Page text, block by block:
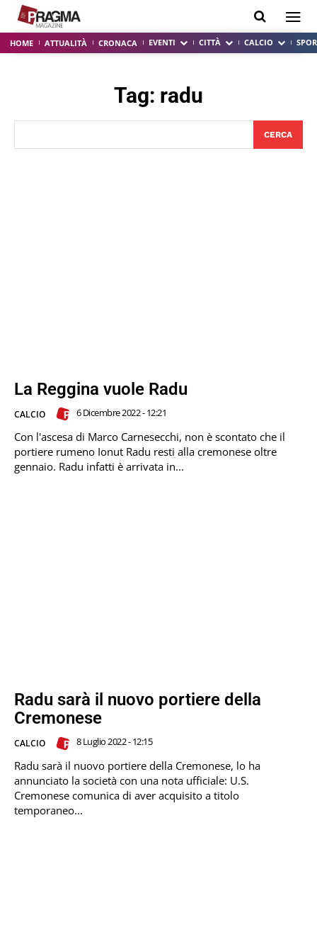
HOME ATTUALITÀ CRONACA EVENTI CITTÀ CALCIO
Tag: radu
CERCA
La Reggina vuole Radu
CALCIO 6 Dicembre 2022 - 12:21
Con l'ascesa di Marco Carnesecchi, non è scontato che il
portiere rumeno Ionut Radu resti alla cremonese oltre
gennaio. Radu infatti è arrivata in...
Radu sarà il nuovo portiere della
Cremonese
CALCIO 8 Luglio 2022 - 12:15
Radu sarà il nuovo portiere della Cremonese, lo ha
annunciato la società con una nota ufficiale: U.S.
Cremonese comunica di aver acquisito a titolo
temporaneo...